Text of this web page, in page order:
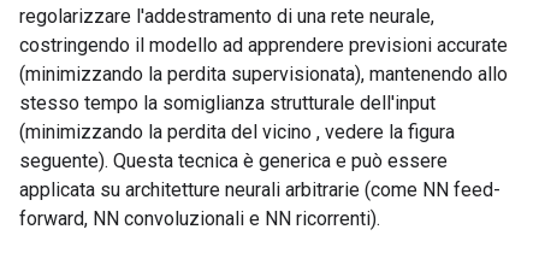
regolarizzare l'addestramento di una rete neurale,
costringendo il modello ad apprendere previsioni accurate
(minimizzando la perdita supervisionata), mantenendo allo
stesso tempo la somiglianza strutturale dell'input
(minimizzando la perdita del vicino , vedere la figura
seguente). Questa tecnica è generica e può essere
applicata su architetture neurali arbitrarie (come NN feed-
forward, NN convoluzionali e NN ricorrenti).